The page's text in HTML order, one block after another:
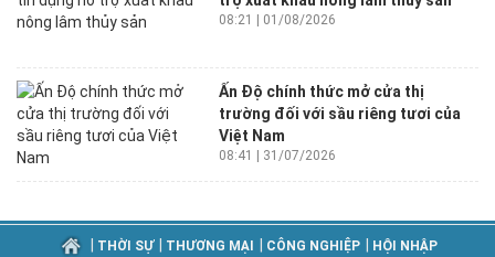
08:21 | 01/08/2026
Ấn Độ chính thức mở cửa thị
trường đối với sầu riêng tươi của
Việt Nam
08:41 | 31/07/2026
THỜI SỰ THƯƠNG MẠI CÔNG NGHIỆP HỘI NHẬP